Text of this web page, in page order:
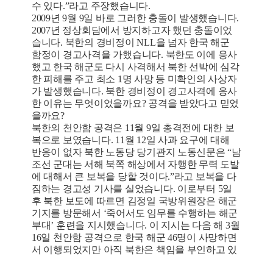
수 있다.”라고 주장했습니다.
2009년 9월 9일 바로 그러한 충돌이 발생했습니다.
2007년 정상회담에서 방지하고자 했던 충돌이었
습니다. 북한의 경비정이 NLL을 넘자 한국 해군
함정이 경고사격을 가했습니다. 북한도 이에 응사
했고 한국 해군도 다시 사격해서 북한 선박에 심각
한 피해를 주고 최소 1명 사망 등 미확인의 사상자
가 발생했습니다. 북한 경비정이 경고사격에 응사
한 이유는 무엇이었을까요? 공격을 받았다고 믿었
을까요?
북한의 천안함 공격은 11월 9일 총격전에 대한 보
복으로 보였습니다. 11월 12일 사과 요구에 대해
반응이 없자 북한 노동당 당기관지 노동신문은 “남
조선 군대는 서해 북쪽 해상에서 자행한 무력 도발
에 대해서 큰 보복을 당할 것이다.”라고 보복을 다
짐하는 경고성 기사를 실었습니다. 이로부터 5일
후 북한 보도에 따르면 김정일 국방위원장은 해군
기지를 방문해서 ‘죽어서도 임무를 수행하는 해군
부대’ 훈련을 지시했습니다. 이 지시는 다음 해 3월
16일 천안함 공격으로 한국 해군 46명이 사망하면
서 이행되었지만 아직 북한은 책임을 부인하고 있